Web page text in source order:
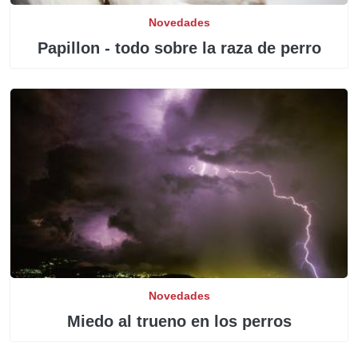
Novedades
Papillon - todo sobre la raza de perro
Novedades
Miedo al trueno en los perros